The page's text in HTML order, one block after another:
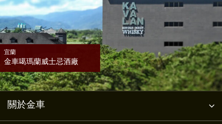
宜蘭
金車噶瑪蘭威士忌酒廠
關於金車